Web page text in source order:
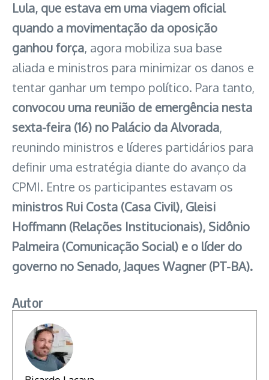
Lula, que estava em uma viagem oficial
quando a movimentação da oposição
ganhou força, agora mobiliza sua base
aliada e ministros para minimizar os danos e
tentar ganhar um tempo político. Para tanto,
convocou uma reunião de emergência nesta
sexta-feira (16) no Palácio da Alvorada,
reunindo ministros e líderes partidários para
definir uma estratégia diante do avanço da
CPMI. Entre os participantes estavam os
ministros Rui Costa (Casa Civil), Gleisi
Hoffmann (Relações Institucionais), Sidônio
Palmeira (Comunicação Social) e o líder do
governo no Senado, Jaques Wagner (PT-BA).
Autor